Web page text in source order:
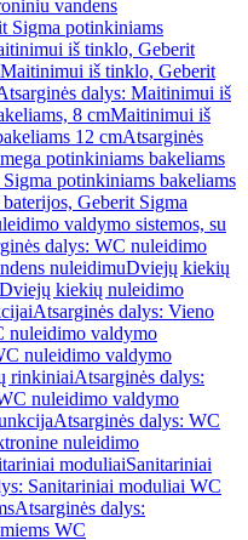
vandens
Sigma potinkiniams
iš tinklo, Geberit
Maitinimui iš tinklo, Geberit
dalys: Maitinimui iš
8 cmMaitinimui iš
12 cmAtsarginės
potinkiniams bakeliams
potinkiniams bakeliams
Geberit Sigma
valdymo sistemos, su
dalys: WC nuleidimo
nuleidimuDviejų kiekių
kiekių nuleidimo
Atsarginės dalys: Vieno
nuleidimo valdymo
nuleidimo valdymo
rinkiniaiAtsarginės dalys:
nuleidimo valdymo
Atsarginės dalys: WC
nuleidimo
moduliaiSanitariniai
Sanitariniai moduliai WC
Atsarginės dalys:
WC